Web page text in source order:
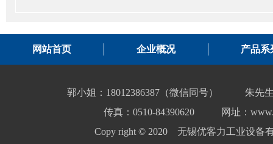
网站首页 企业概况 产品系
郭小姐：18012386387（微信同号）
朱先
传真：0510-84390620
网址：
Copy right © 2020 无锡优客力工业设备